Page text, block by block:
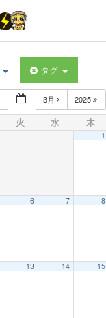
タグ
3月 2025
火 水 木
1
6 7 8
13 14 15